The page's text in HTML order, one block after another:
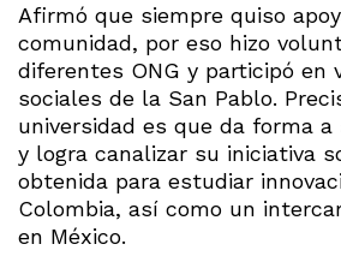
Afirmó que siempre quiso
comunidad, por eso hizo
diferentes ONG y participó en
sociales de la San Pablo.
universidad es que da forma a
y logra canalizar su iniciativa
obtenida para estudiar
Colombia, así como un
en México.